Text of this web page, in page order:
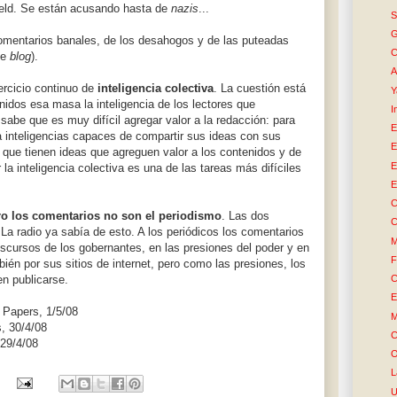
Se están acusando hasta de nazis...
banales, de los desahogos y de las puteadas
blog).
continuo de inteligencia colectiva. La cuestión está
esa masa la inteligencia de los lectores que
que es muy difícil agregar valor a la redacción: para
capaces de compartir sus ideas con sus
tienen ideas que agreguen valor a los contenidos y de
inteligencia colectiva es una de las tareas más difíciles
los comentarios no son el periodismo. Las dos
radio ya sabía de esto. A los periódicos los comentarios
de los gobernantes, en las presiones del poder y en
por sus sitios de internet, pero como las presiones, los
publicarse.
1/5/08
30/4/08
4/08